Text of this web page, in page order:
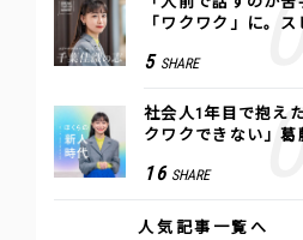
「ワクワク」に。ス
方トレーニング」に
5 SHARE
社会人1年目で抱え
クワクできない」葛
つけた、私の生きる
16 SHARE
人気記事一覧へ